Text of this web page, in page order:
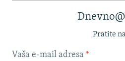
Pratite
Vaša e-mail adresa *